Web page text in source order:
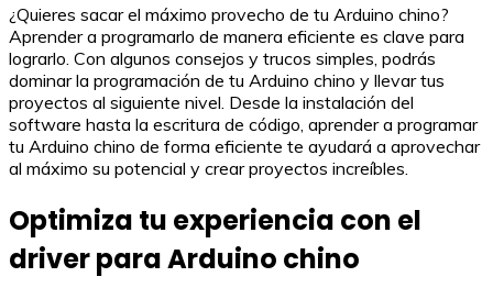
¿Quieres sacar el máximo provecho de tu Arduino chino?
Aprender a programarlo de manera eficiente es clave para
lograrlo. Con algunos consejos y trucos simples, podrás
dominar la programación de tu Arduino chino y llevar tus
proyectos al siguiente nivel. Desde la instalación del
software hasta la escritura de código, aprender a programar
tu Arduino chino de forma eficiente te ayudará a aprovechar
al máximo su potencial y crear proyectos increíbles.
Optimiza tu experiencia con el
driver para Arduino chino